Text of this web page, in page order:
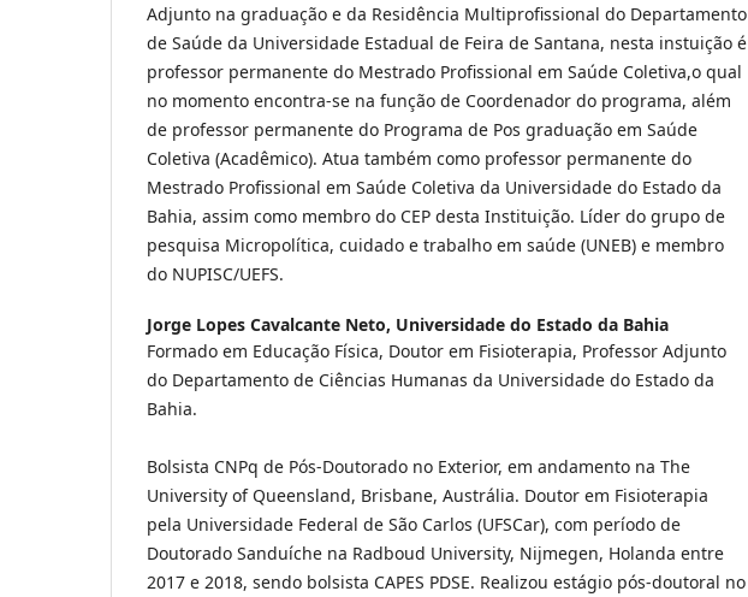
Adjunto na graduação e da Residência Multiprofissional do Departamento
de Saúde da Universidade Estadual de Feira de Santana, nesta instuição é
professor permanente do Mestrado Profissional em Saúde Coletiva,o qual
no momento encontra-se na função de Coordenador do programa, além
de professor permanente do Programa de Pos graduação em Saúde
Coletiva (Acadêmico). Atua também como professor permanente do
Mestrado Profissional em Saúde Coletiva da Universidade do Estado da
Bahia, assim como membro do CEP desta Instituição. Líder do grupo de
pesquisa Micropolítica, cuidado e trabalho em saúde (UNEB) e membro
do NUPISC/UEFS.
Jorge Lopes Cavalcante Neto, Universidade do Estado da Bahia
Formado em Educação Física, Doutor em Fisioterapia, Professor Adjunto
do Departamento de Ciências Humanas da Universidade do Estado da
Bahia.
Bolsista CNPq de Pós-Doutorado no Exterior, em andamento na The
University of Queensland, Brisbane, Austrália. Doutor em Fisioterapia
pela Universidade Federal de São Carlos (UFSCar), com período de
Doutorado Sanduíche na Radboud University, Nijmegen, Holanda entre
2017 e 2018, sendo bolsista CAPES PDSE. Realizou estágio pós-doutoral no